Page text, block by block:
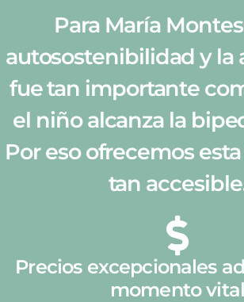
Para María
autosostenibilidad y la
fue tan importante
el niño alcanza la
Por eso ofrecemos
tan
Precios excepcionales
momento vital